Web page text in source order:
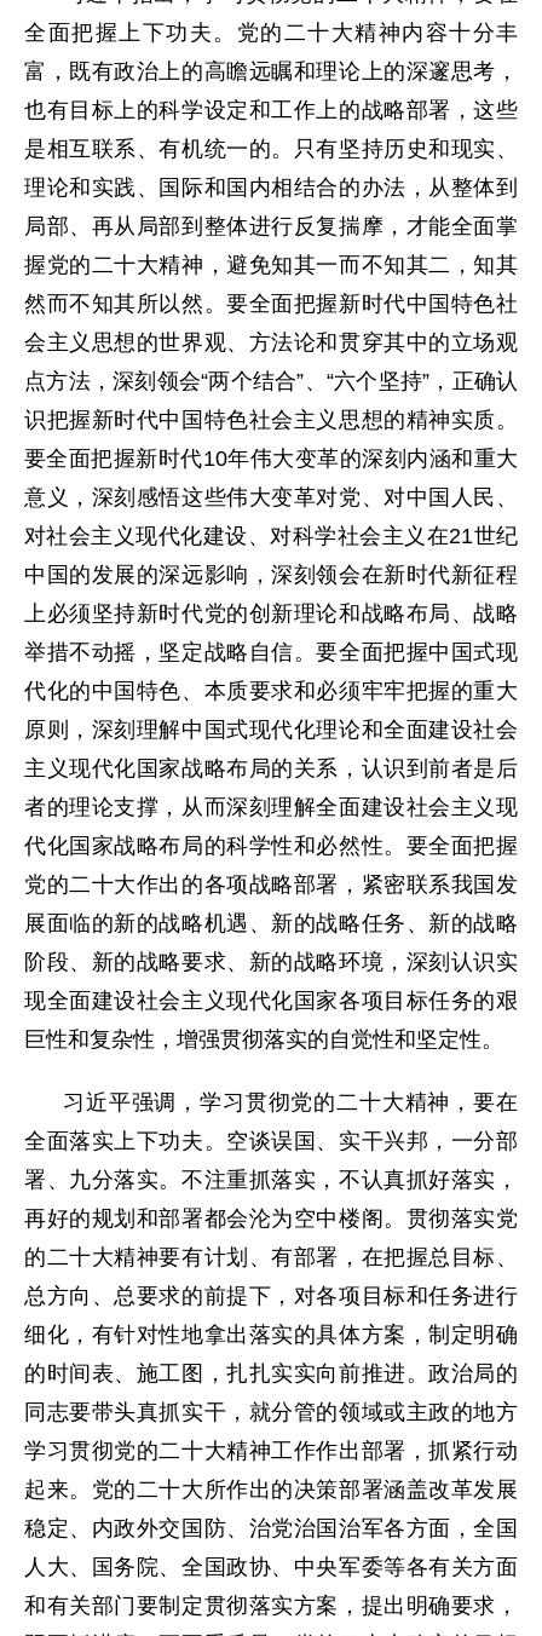
全面把握上下功夫。党的二十大精神内容十分丰
富，既有政治上的高瞻远瞩和理论上的深邃思考，
也有目标上的科学设定和工作上的战略部署，这些
是相互联系、有机统一的。只有坚持历史和现实、
理论和实践、国际和国内相结合的办法，从整体到
局部、再从局部到整体进行反复揣摩，才能全面掌
握党的二十大精神，避免知其一而不知其二，知其
然而不知其所以然。要全面把握新时代中国特色社
会主义思想的世界观、方法论和贯穿其中的立场观
点方法，深刻领会“两个结合”、“六个坚持”，正确认
识把握新时代中国特色社会主义思想的精神实质。
要全面把握新时代10年伟大变革的深刻内涵和重大
意义，深刻感悟这些伟大变革对党、对中国人民、
对社会主义现代化建设、对科学社会主义在21世纪
中国的发展的深远影响，深刻领会在新时代新征程
上必须坚持新时代党的创新理论和战略布局、战略
举措不动摇，坚定战略自信。要全面把握中国式现
代化的中国特色、本质要求和必须牢牢把握的重大
原则，深刻理解中国式现代化理论和全面建设社会
主义现代化国家战略布局的关系，认识到前者是后
者的理论支撑，从而深刻理解全面建设社会主义现
代化国家战略布局的科学性和必然性。要全面把握
党的二十大作出的各项战略部署，紧密联系我国发
展面临的新的战略机遇、新的战略任务、新的战略
阶段、新的战略要求、新的战略环境，深刻认识实
现全面建设社会主义现代化国家各项目标任务的艰
巨性和复杂性，增强贯彻落实的自觉性和坚定性。
习近平强调，学习贯彻党的二十大精神，要在
全面落实上下功夫。空谈误国、实干兴邦，一分部
署、九分落实。不注重抓落实，不认真抓好落实，
再好的规划和部署都会沦为空中楼阁。贯彻落实党
的二十大精神要有计划、有部署，在把握总目标、
总方向、总要求的前提下，对各项目标和任务进行
细化，有针对性地拿出落实的具体方案，制定明确
的时间表、施工图，扎扎实实向前推进。政治局的
同志要带头真抓实干，就分管的领域或主政的地方
学习贯彻党的二十大精神工作作出部署，抓紧行动
起来。党的二十大所作出的决策部署涵盖改革发展
稳定、内政外交国防、治党治国治军各方面，全国
人大、国务院、全国政协、中央军委等各有关方面
和有关部门要制定贯彻落实方案，提出明确要求，